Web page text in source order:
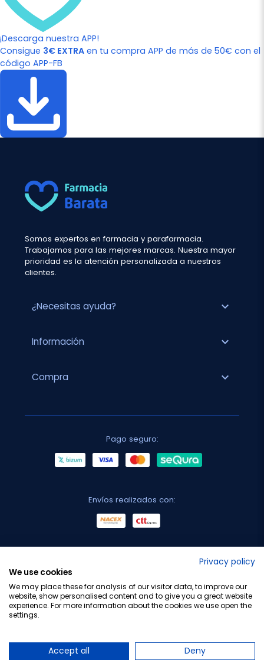
¡Descarga nuestra APP!
Consigue 3€ EXTRA en tu compra APP de más de 50€ con el
código APP-FB
Somos expertos en farmacia y parafarmacia.
Trabajamos para las mejores marcas. Nuestra mayor
prioridad es la atención personalizada a nuestros
clientes.
¿Necesitas ayuda? expand_more
Información expand_more
Compra expand_more
Pago seguro:
Envíos realizados con:
Privacy policy
We use cookies
We may place these for analysis of our visitor data, to improve our
website, show personalised content and to give you a great website
experience. For more information about the cookies we use open the
settings.
Accept all Deny